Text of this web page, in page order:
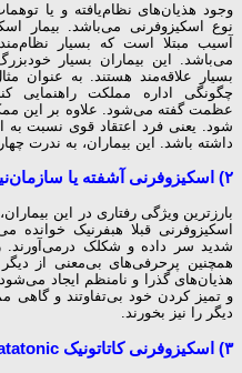
وجود هذیان‌های نظام‌یافته و یا
نوع اسکیزوفرنی می‌باشد. بیمار
آسیب مبتلا است که بسیار
می‌باشد. این بیماران بسیار
بسیار علاقه‌مند هستند. به عنوان
چگونگی اداره مملکت راهنمایی
عظمت گفته می‌شود. علاوه بر این
شود. یعنی فرد اعتقاد قوی نسبت
داشته باشد. این بیماران، به ندرت چهار A بلولر را از خود نشان می‌دهند.
۲) اسکیزوفرنی آشفته یا سازمان‌نیافته Disorganized
بارزترین ویژگی رفتاری در این
اسکیزوفرنی قبلا هبفرنیک
شدید سر داده و شکلک درمی‌آورند.
همچنین پرحرفی‌های بی‌معنی از
هذیان‌های گذرا و نامنظم ایجاد
و تمیز کردن خود بی‌تفاوتند و
دیگر را نیز بخورند.
۳) اسکیزوفرنی کاتاتونیک Catatonic